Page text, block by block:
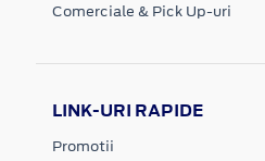
Comerciale & Pick Up-uri
LINK-URI RAPIDE
Promotii